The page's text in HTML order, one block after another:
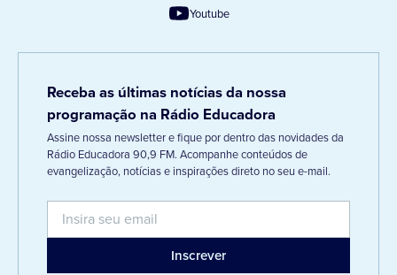
Youtube
Receba as últimas notícias da nossa
programação na Rádio Educadora
Assine nossa newsletter e fique por dentro das novidades da
Rádio Educadora 90,9 FM. Acompanhe conteúdos de
evangelização, notícias e inspirações direto no seu e-mail.